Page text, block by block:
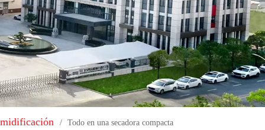
/ Todo en una secadora compacta